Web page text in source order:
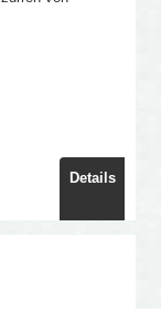
Details